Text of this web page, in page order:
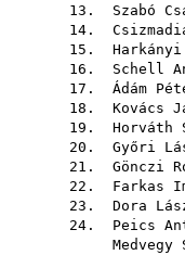
13. Szabó
14.
15. Harkányi
16. Schell
17. Ádám
18. Kovács
19. Horváth
20. Győri
21. Gönczi
22. Farkas
23. Dora
24. Peics
Medvegy